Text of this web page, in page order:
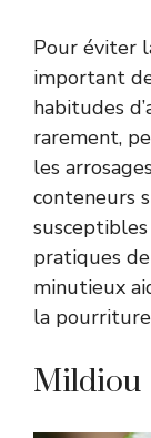
Pour éviter
important
habitudes
rarement,
les
conteneurs
susceptibles
pratiques
minutieux
la pourriture
Mildiou